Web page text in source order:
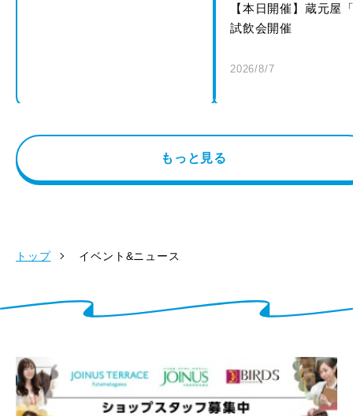
【本日開催】蔵元屋
試飲会開催
2026/8/7
もっと見る
トップ イベント&ニュース